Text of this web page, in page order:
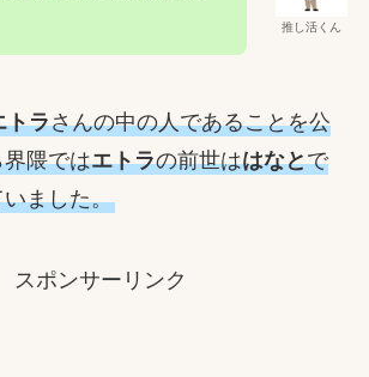
推し活くん
トラさんの中の人であることを公
隈ではエトラの前世ははなとで
ました。
スポンサーリンク